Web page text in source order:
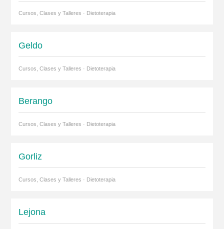
Cursos, Clases y Talleres · Dietoterapia
Geldo
Cursos, Clases y Talleres · Dietoterapia
Berango
Cursos, Clases y Talleres · Dietoterapia
Gorliz
Cursos, Clases y Talleres · Dietoterapia
Lejona